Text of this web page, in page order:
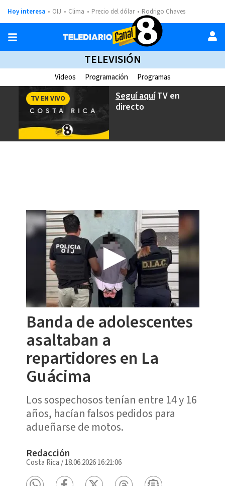
Hoy interesa OIJ Clima Precio del dólar Rodrigo Chaves
TELEVISIÓN
Videos Programación Programas
Seguí aquíTV en
directo
TV EN VIVO
Banda de adolescentes
asaltaban a
repartidores en La
Guácima
Los sospechosos tenían entre 14 y 16
años, hacían falsos pedidos para
adueñarse de motos.
Redacción
Costa Rica /18.06.2026 16:21:06